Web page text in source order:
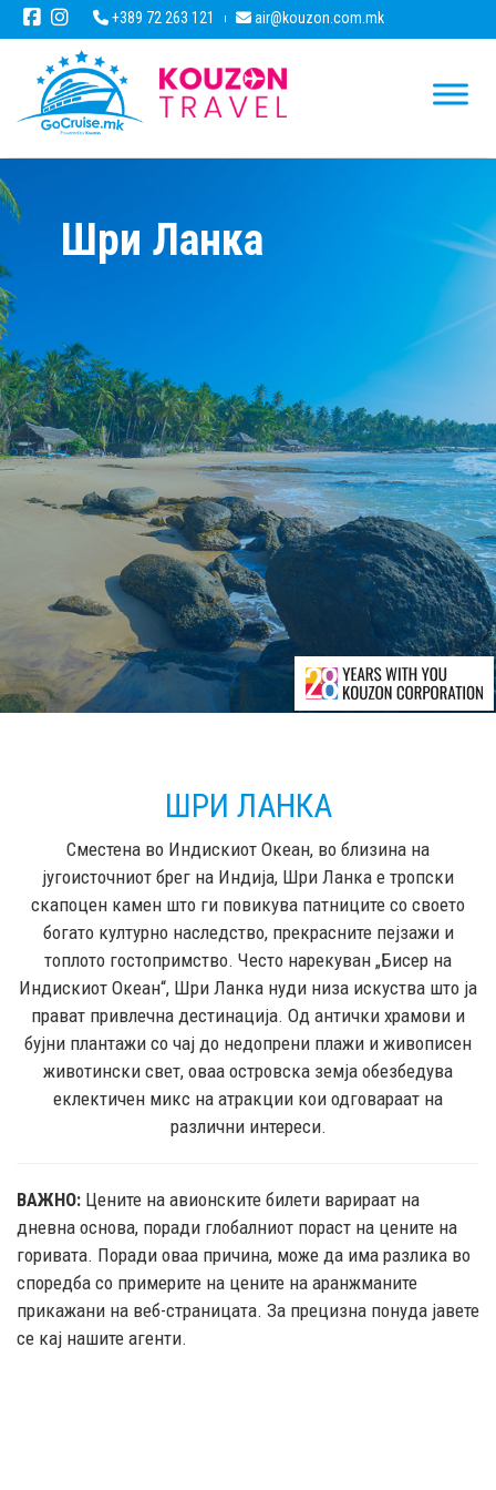
+389 72 263 121 air@kouzon.com.mk
Шри Ланка
ШРИ ЛАНКА
Сместена во Индискиот Океан, во близина на
југоисточниот брег на Индија, Шри Ланка е тропски
скапоцен камен што ги повикува патниците со своето
богато културно наследство, прекрасните пејзажи и
топлото гостопримство. Често нарекуван „Бисер на
Индискиот Океан“, Шри Ланка нуди низа искуства што ја
прават привлечна дестинација. Од антички храмови и
бујни плантажи со чај до недопрени плажи и живописен
животински свет, оваа островска земја обезбедува
еклектичен микс на атракции кои одговараат на
различни интереси.
ВАЖНО: Цените на авионските билети варираат на
дневна основа, поради глобалниот пораст на цените на
горивата. Поради оваа причина, може да има разлика во
споредба со примерите на цените на аранжманите
прикажани на веб-страницата. За прецизна понуда јавете
се кај нашите агенти.